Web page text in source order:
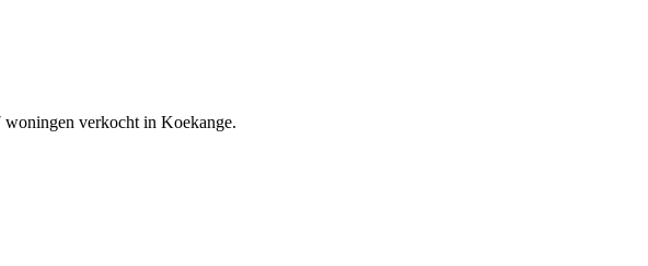
woningen verkocht in Koekange.